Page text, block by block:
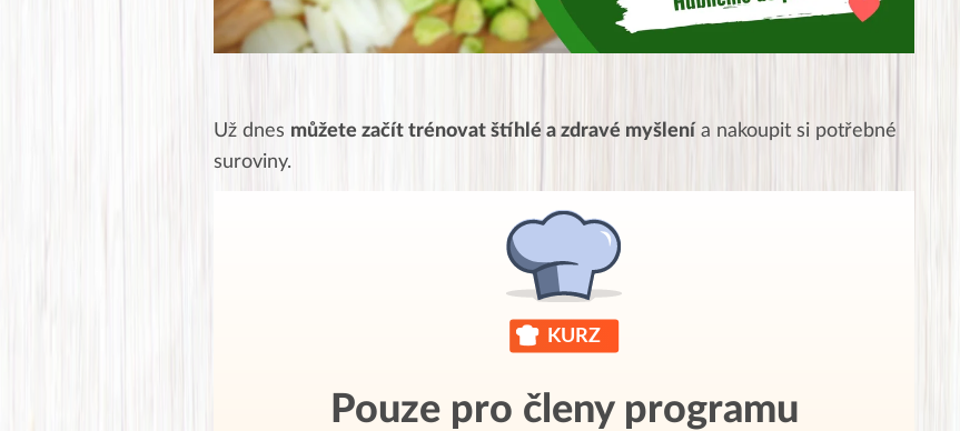
Už dnes můžete začít trénovat štíhlé a zdravé myšlení a nakoupit si potřebné
suroviny.
Pouze pro členy programu